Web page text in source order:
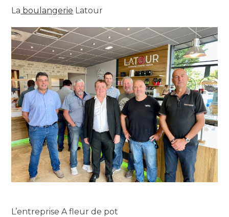
La boulangerie Latour
L’entreprise A fleur de pot